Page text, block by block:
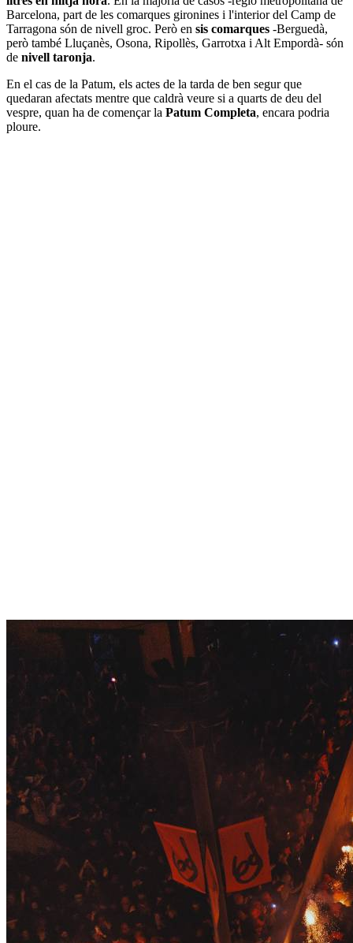
Barcelona, part de les comarques gironines i l'interior del Camp de
Tarragona són de nivell groc. Però en sis comarques -Berguedà,
però també Lluçanès, Osona, Ripollès, Garrotxa i Alt Empordà- són
de nivell taronja.
En el cas de la Patum, els actes de la tarda de ben segur que
quedaran afectats mentre que caldrà veure si a quarts de deu del
vespre, quan ha de començar la Patum Completa, encara podria
ploure.